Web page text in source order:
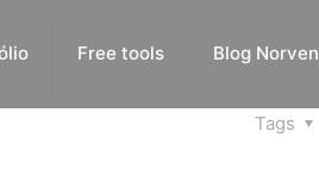
Free tools Blog Norven
Tags